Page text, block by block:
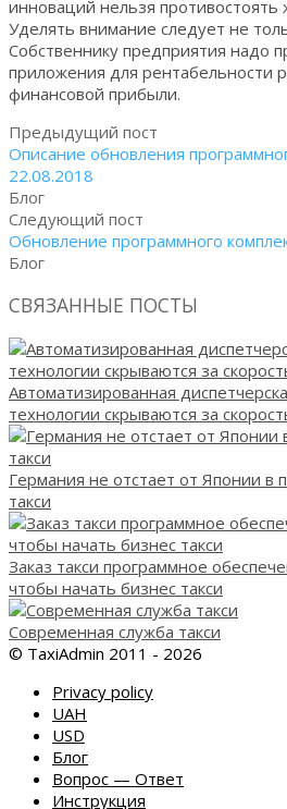
инноваций нельзя противостоять
Уделять внимание следует не
Собственнику предприятия надо
приложения для рентабельности
финансовой прибыли.
Предыдущий пост
Описание обновления
22.08.2018
Блог
Следующий пост
Обновление программного
Блог
СВЯЗАННЫЕ ПОСТЫ
Автоматизированная
технологии скрываются за
Германия не отстает от Японии в
такси
Заказ такси программное
чтобы начать бизнес такси
Современная служба такси
© TaxiAdmin 2011 - 2026
Privacy policy
UAH
USD
Блог
Вопрос — Ответ
Инструкция